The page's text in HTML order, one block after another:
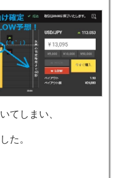
てしまい、
た。